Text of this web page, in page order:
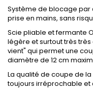
Système de blocage par
prise en mains, sans
Scie pliable et fermante
légère et surtout très
vient" qui permet une
diamètre de 12 cm
La qualité de coupe de
toujours irréprochable et